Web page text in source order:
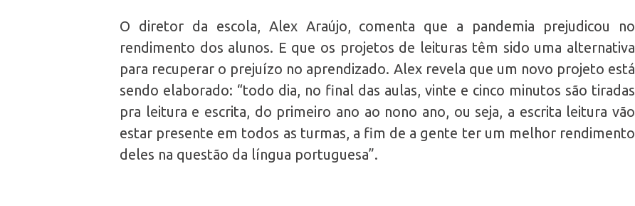
O diretor da escola, Alex Araújo, comenta que a pandemia prejudicou no
rendimento dos alunos. E que os projetos de leituras têm sido uma alternativa
para recuperar o prejuízo no aprendizado. Alex revela que um novo projeto está
sendo elaborado: “todo dia, no final das aulas, vinte e cinco minutos são tiradas
pra leitura e escrita, do primeiro ano ao nono ano, ou seja, a escrita leitura vão
estar presente em todos as turmas, a fim de a gente ter um melhor rendimento
deles na questão da língua portuguesa”.